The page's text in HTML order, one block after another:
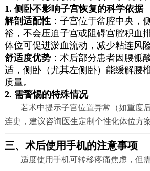
1. 侧卧不影响子宫恢复的科学依据
解剖适配性：子宫位于盆腔中央，
裕，不会压迫子宫或阻碍宫腔积血
体位可促进淤血流动，减少粘连风险
舒适度优势：术后部分患者因腰骶
适，侧卧（尤其左侧卧）能缓解腰
质量。
2. 需警惕的特殊情况
若术中提示子宫位置异常（如重度
连史，建议咨询医生定制个性化体位方案
三、术后使用手机的注意事项
适度使用手机可转移疼痛焦虑，但